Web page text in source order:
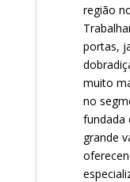
região
portas,
muito
no
fundada
grande